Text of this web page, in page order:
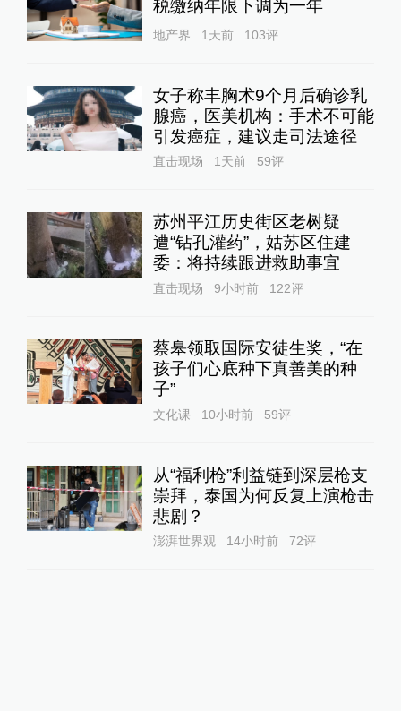
税缴纳年限下调为一年
地产界 1天前 103评
女子称丰胸术9个月后确诊乳
腺癌，医美机构：手术不可能
引发癌症，建议走司法途径
直击现场 1天前 59评
苏州平江历史街区老树疑
遭“钻孔灌药”，姑苏区住建
委：将持续跟进救助事宜
直击现场 9小时前 122评
蔡皋领取国际安徒生奖，“在
孩子们心底种下真善美的种
子”
文化课 10小时前 59评
从“福利枪”利益链到深层枪支
崇拜，泰国为何反复上演枪击
悲剧？
澎湃世界观 14小时前 72评